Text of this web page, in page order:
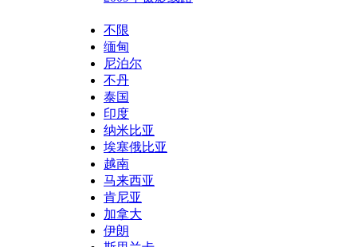
不限
缅甸
尼泊尔
不丹
泰国
印度
纳米比亚
埃塞俄比亚
越南
马来西亚
肯尼亚
加拿大
伊朗